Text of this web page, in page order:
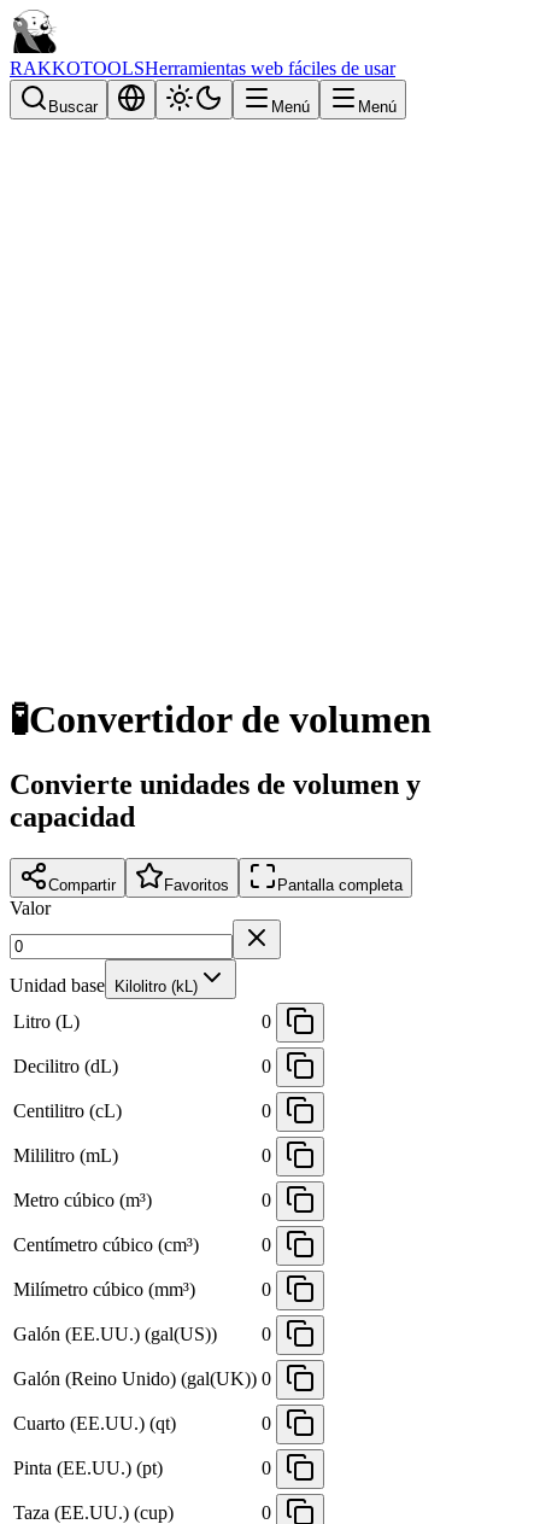
RAKKOTOOLSHerramientas web fáciles de usar
Buscar Menú Menú
🧪Convertidor de volumen
Convierte unidades de volumen y
capacidad
Compartir Favoritos Pantalla completa
Valor
Unidad base Kilolitro (kL)
Litro (L) 0
Decilitro (dL) 0
Centilitro (cL) 0
Mililitro (mL) 0
Metro cúbico (m³) 0
Centímetro cúbico (cm³) 0
Milímetro cúbico (mm³) 0
Galón (EE.UU.) (gal(US)) 0
Galón (Reino Unido) (gal(UK)) 0
Cuarto (EE.UU.) (qt) 0
Pinta (EE.UU.) (pt) 0
Taza (EE.UU.) (cup) 0